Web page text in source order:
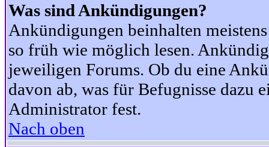
Was sind Ankündigungen?
Ankündigungen beinhalten
so früh wie möglich lesen.
jeweiligen Forums. Ob du eine
davon ab, was für Befugnisse dazu
Administrator fest.
Nach oben